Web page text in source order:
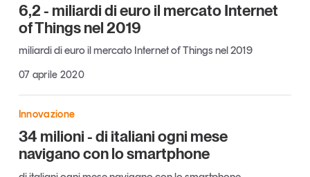
Comunicati stampa
Video
Podcast
Eventi e formazione
Tutti gli appuntamenti
Chi siamo
Newsletter
6,2 - miliardi di euro il mercato Internet
of Things nel 2019
miliardi di euro il mercato Internet of Things nel 2019
07 aprile 2020
Innovazione
34 milioni - di italiani ogni mese
navigano con lo smartphone